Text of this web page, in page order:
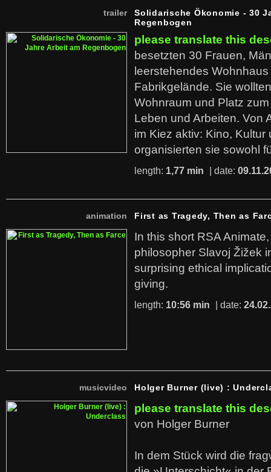
trailer
Solidarische Ökonomie - 30
Regenbogen
please translate this
besetzten 30 Frauen,
leerstehendes
Fabrikgelände. Sie
Wohnraum und Platz
Leben und Arbeiten. Von
im Kiez aktiv: Kino,
organisierten sie sowohl
length: 1,77 min | date:
animation First as Tragedy, Then as
In this short RSA
philosopher Slavoj Žižek
surprising ethical
giving.
length: 10:56 min | date:
musicvideo Holger Burner (live) :
please translate this
von Holger Burner
In dem Stück wird die